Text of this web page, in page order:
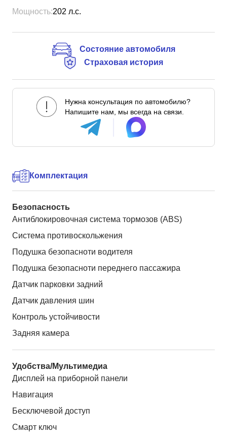
Мощность:202 л.с.
Состояние автомобиля
Страховая история
Нужна консультация по автомобилю?
Напишите нам, мы всегда на связи.
Комплектация
Безопасность
Антиблокировочная система тормозов (ABS)
Система противоскольжения
Подушка безопасноти водителя
Подушка безопасноти переднего пассажира
Датчик парковки задний
Датчик давления шин
Контроль устойчивости
Задняя камера
Удобства/Мультимедиа
Дисплей на приборной панели
Навигация
Бесключевой доступ
Смарт ключ